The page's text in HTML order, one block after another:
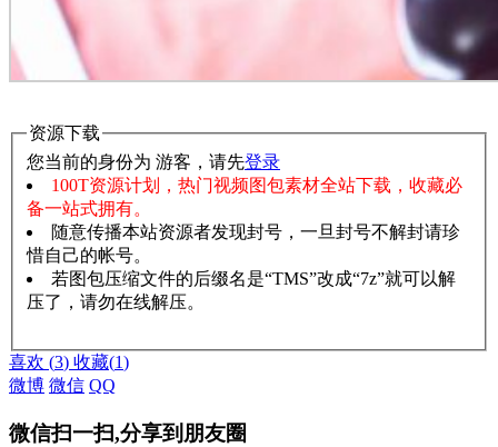
资源下载
您当前的身份为 游客，请先登录
100T资源计划，热门视频图包素材全站下载，收藏必
备一站式拥有。
随意传播本站资源者发现封号，一旦封号不解封请珍
惜自己的帐号。
若图包压缩文件的后缀名是“TMS”改成“7z”就可以解
压了，请勿在线解压。
喜欢 (3) 收藏(1)
微博 微信 QQ
微信扫一扫,分享到朋友圈